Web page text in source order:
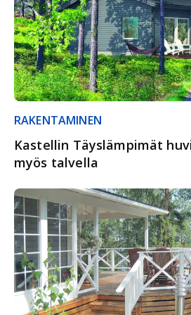
RAKENTAMINEN
Kastellin Täyslämpimät
myös talvella